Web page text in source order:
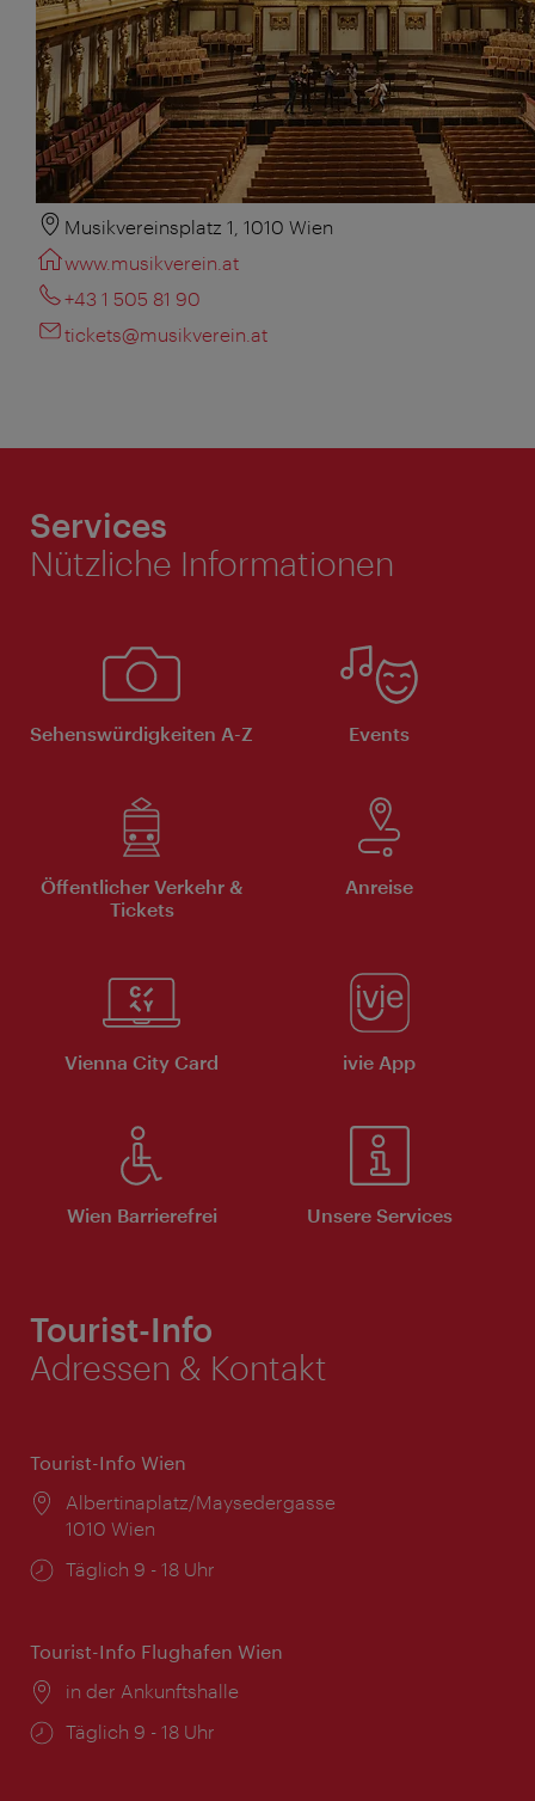
Musikvereinsplatz 1, 1010 Wien
www.musikverein.at
+43 1 505 81 90
tickets@musikverein.at
Services
Nützliche Informationen
Sehenswürdigkeiten A-Z Events
Öffentlicher Verkehr &
Tickets
Anreise
Vienna City Card ivie App
Wien Barrierefrei Unsere Services
Tourist-Info
Adressen & Kontakt
Tourist-Info Wien
Ort:
Albertinaplatz/Maysedergasse
1010 Wien
Öffnungszeiten:
Täglich 9 - 18 Uhr
Tourist-Info Flughafen Wien
Ort:
in der Ankunftshalle
Öffnungszeiten:
Täglich 9 - 18 Uhr